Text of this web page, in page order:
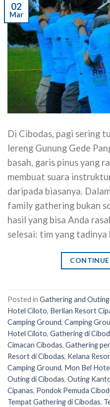
02
Mar
Di Cibodas, pagi sering
lereng Gunung Gede
basah, garis pinus yang
membuat suara
daripada biasanya.
family gathering bukan
hasil yang bisa Anda
selesai: tim yang
CONTINUE
Posted in Gathering and Outing
Hotel Ciloto, Berlian Resort
Camping Ground, Camping
Hotel Ciloto, Gathering di
Cimacan Cibodas, Gathering
Resort di Cibodas, Kelana
Camping Ground, Mon Bel
Outing di Cibodas, Outing
Cipanas, Pondok Pemuda
Tempat Gathering di Cibodas,